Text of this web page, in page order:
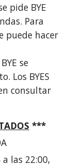
pide BYE
Para
puede hacer
se
Los BYES
consultar
***
las 22:00,